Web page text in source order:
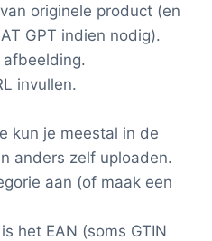
originele product (en
GPT indien nodig).
afbeelding.
invullen.
kun je meestal in de
anders zelf uploaden.
aan (of maak een
het EAN (soms GTIN